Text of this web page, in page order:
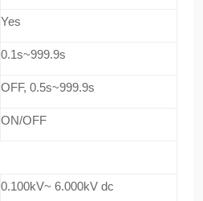
Yes
0.1s~999.9s
OFF, 0.5s~999.9s
ON/OFF
0.100kV~ 6.000kV dc